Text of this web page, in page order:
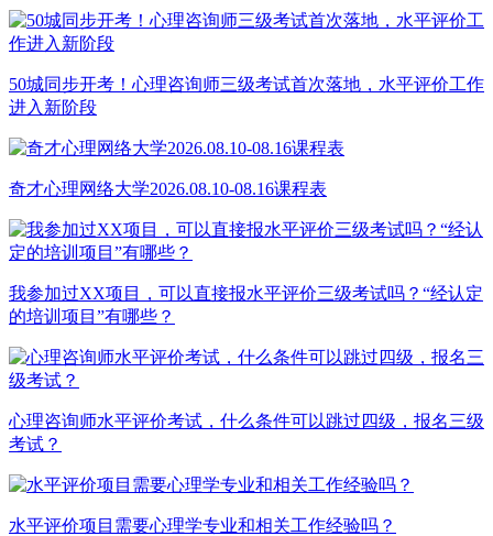
50城同步开考！心理咨询师三级考试首次落地，水平评价工作
进入新阶段
奇才心理网络大学2026.08.10-08.16课程表
我参加过XX项目，可以直接报水平评价三级考试吗？“经认定
的培训项目”有哪些？
心理咨询师水平评价考试，什么条件可以跳过四级，报名三级
考试？
水平评价项目需要心理学专业和相关工作经验吗？